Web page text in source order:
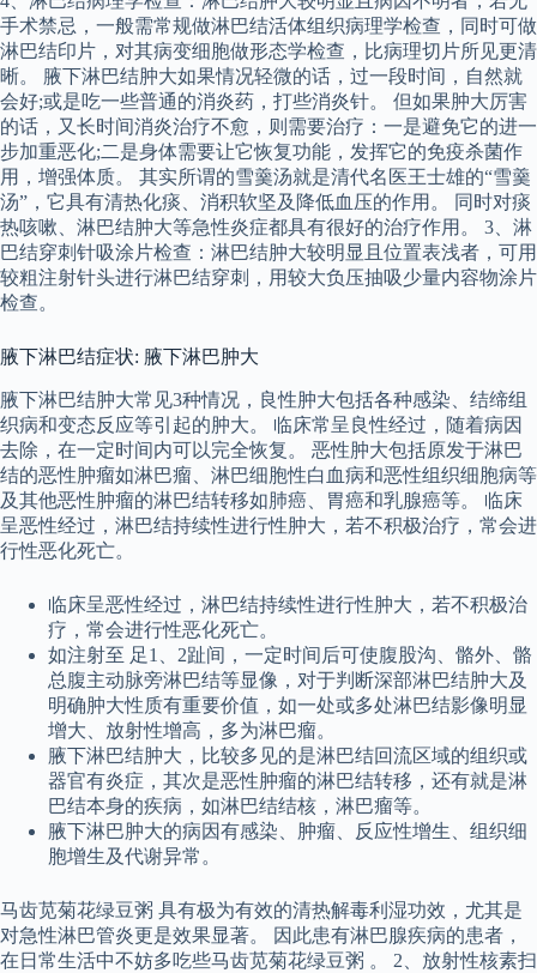
手术禁忌，一般需常规做淋巴结活体组织病理学检查，同时可做
淋巴结印片，对其病变细胞做形态学检查，比病理切片所见更清
晰。 腋下淋巴结肿大如果情况轻微的话，过一段时间，自然就
会好;或是吃一些普通的消炎药，打些消炎针。 但如果肿大厉害
的话，又长时间消炎治疗不愈，则需要治疗：一是避免它的进一
步加重恶化;二是身体需要让它恢复功能，发挥它的免疫杀菌作
用，增强体质。 其实所谓的雪羹汤就是清代名医王士雄的“雪羹
汤”，它具有清热化痰、消积软坚及降低血压的作用。 同时对痰
热咳嗽、淋巴结肿大等急性炎症都具有很好的治疗作用。 3、淋
巴结穿刺针吸涂片检查：淋巴结肿大较明显且位置表浅者，可用
较粗注射针头进行淋巴结穿刺，用较大负压抽吸少量内容物涂片
检查。
腋下淋巴结症状: 腋下淋巴肿大
腋下淋巴结肿大常见3种情况，良性肿大包括各种感染、结缔组
织病和变态反应等引起的肿大。 临床常呈良性经过，随着病因
去除，在一定时间内可以完全恢复。 恶性肿大包括原发于淋巴
结的恶性肿瘤如淋巴瘤、淋巴细胞性白血病和恶性组织细胞病等
及其他恶性肿瘤的淋巴结转移如肺癌、胃癌和乳腺癌等。 临床
呈恶性经过，淋巴结持续性进行性肿大，若不积极治疗，常会进
行性恶化死亡。
临床呈恶性经过，淋巴结持续性进行性肿大，若不积极治
疗，常会进行性恶化死亡。
如注射至 足1、2趾间，一定时间后可使腹股沟、骼外、骼
总腹主动脉旁淋巴结等显像，对于判断深部淋巴结肿大及
明确肿大性质有重要价值，如一处或多处淋巴结影像明显
增大、放射性增高，多为淋巴瘤。
腋下淋巴结肿大，比较多见的是淋巴结回流区域的组织或
器官有炎症，其次是恶性肿瘤的淋巴结转移，还有就是淋
巴结本身的疾病，如淋巴结结核，淋巴瘤等。
腋下淋巴肿大的病因有感染、肿瘤、反应性增生、组织细
胞增生及代谢异常。
马齿苋菊花绿豆粥 具有极为有效的清热解毒利湿功效，尤其是
对急性淋巴管炎更是效果显著。 因此患有淋巴腺疾病的患者，
在日常生活中不妨多吃些马齿苋菊花绿豆粥 。 2、放射性核素扫